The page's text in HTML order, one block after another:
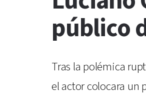
público
Tras la polémica
el actor colocara un